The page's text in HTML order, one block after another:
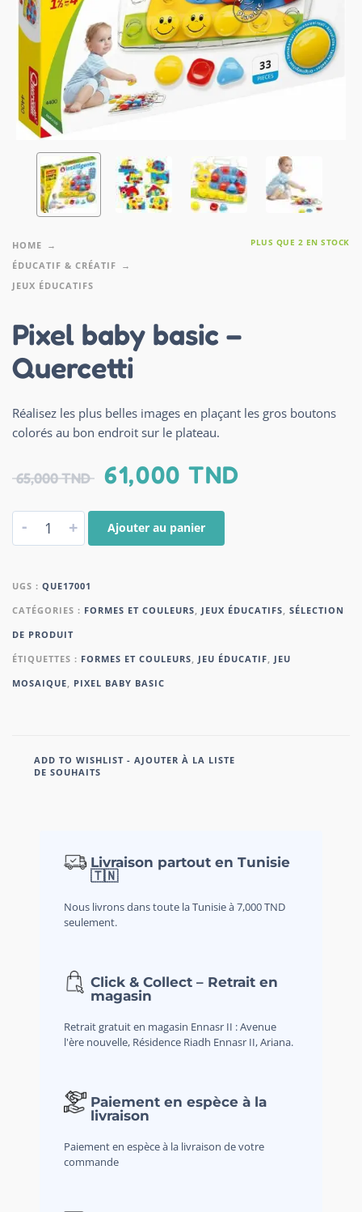
HOME
ÉDUCATIF & CRÉATIF
JEUX ÉDUCATIFS
PLUS QUE 2 EN STOCK
Pixel baby basic –
Quercetti
Réalisez les plus belles images en plaçant les gros boutons
colorés au bon endroit sur le plateau.
65,000TND 61,000 TND
- + Ajouter au panier
UGS : QUE17001
CATÉGORIES : FORMES ET COULEURS JEUX ÉDUCATIFS SÉLECTION
DE PRODUIT
ÉTIQUETTES : FORMES ET COULEURS JEU ÉDUCATIF
JEU
MOSAIQUE
PIXEL BABY BASIC
ADD TO WISHLIST - AJOUTER À LA LISTE
DE SOUHAITS
Livraison partout en Tunisie
🇹🇳
Nous livrons dans toute la Tunisie à 7,000 TND
seulement.
Click & Collect – Retrait en
magasin
Retrait gratuit en magasin Ennasr II : Avenue
l'ère nouvelle, Résidence Riadh Ennasr II, Ariana.
Paiement en espèce à la
livraison
Paiement en espèce à la livraison de votre
commande